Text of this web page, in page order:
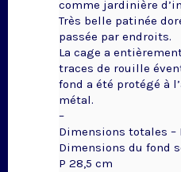
comme jardinière
Très belle patinée
passée par endroits.
La cage a
traces de rouille
fond a été protégé à
métal.
–
Dimensions totales –
Dimensions du fond
P 28,5 cm